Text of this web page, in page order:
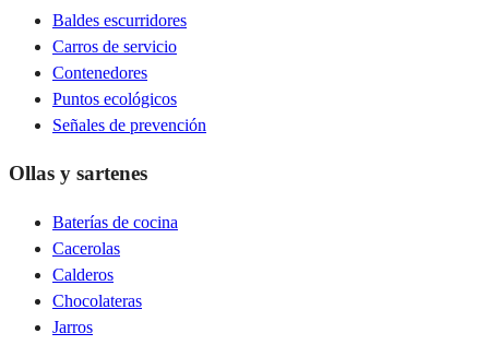
Baldes escurridores
Carros de servicio
Contenedores
Puntos ecológicos
Señales de prevención
Ollas y sartenes
Baterías de cocina
Cacerolas
Calderos
Chocolateras
Jarros